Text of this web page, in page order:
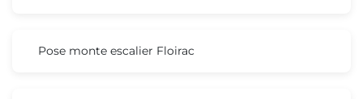
Pose monte escalier Floirac